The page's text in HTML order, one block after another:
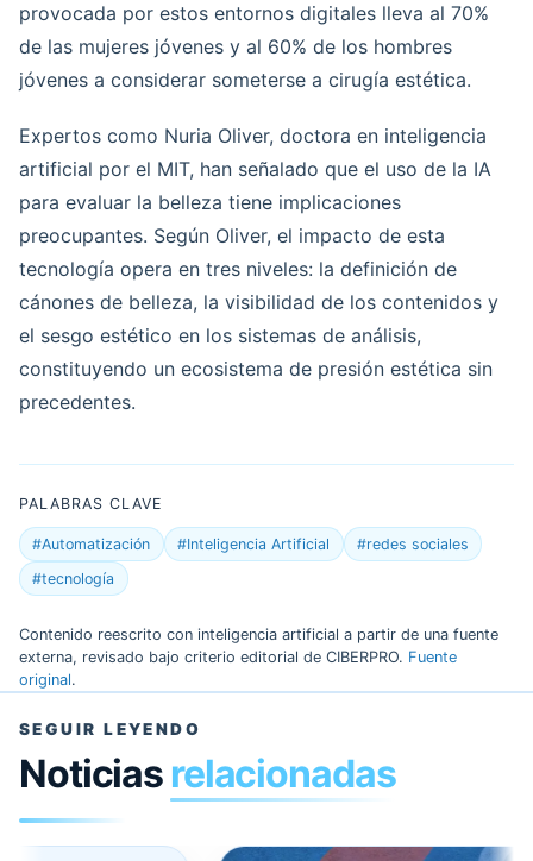
provocada por estos entornos digitales lleva al 70%
de las mujeres jóvenes y al 60% de los hombres
jóvenes a considerar someterse a cirugía estética.
Expertos como Nuria Oliver, doctora en inteligencia
artificial por el MIT, han señalado que el uso de la IA
para evaluar la belleza tiene implicaciones
preocupantes. Según Oliver, el impacto de esta
tecnología opera en tres niveles: la definición de
cánones de belleza, la visibilidad de los contenidos y
el sesgo estético en los sistemas de análisis,
constituyendo un ecosistema de presión estética sin
precedentes.
PALABRAS CLAVE
#Automatización #Inteligencia Artificial
#redes sociales
#tecnología
Contenido reescrito con inteligencia artificial a partir de una fuente
externa, revisado bajo criterio editorial de CIBERPRO. Fuente
original.
SEGUIR LEYENDO
Noticias relacionadas